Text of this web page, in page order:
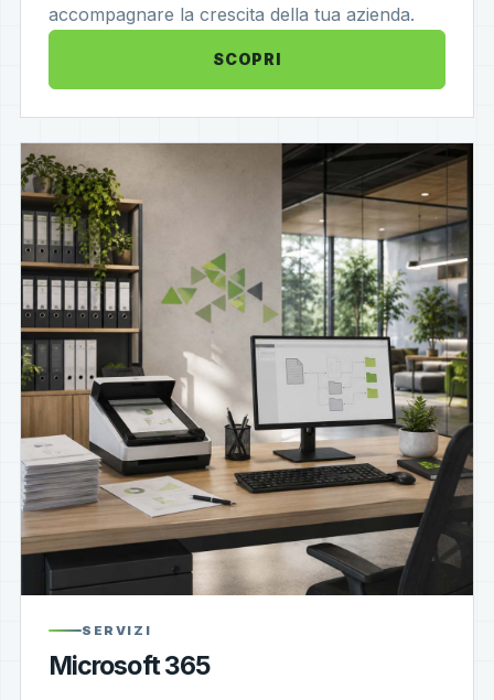
accompagnare la crescita della tua azienda.
SCOPRI
SERVIZI
Microsoft 365